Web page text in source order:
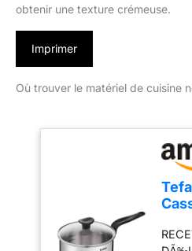
obtenir une texture crémeuse.
Imprimer
Où trouver le matériel de cuisine